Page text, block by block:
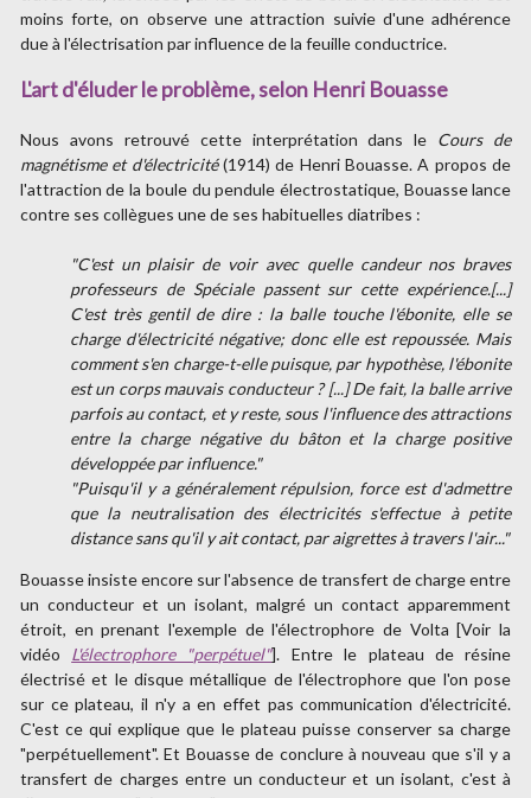
moins forte, on observe une attraction suivie d'une adhérence
due à l'électrisation par influence de la feuille conductrice.
L'art d'éluder le problème, selon Henri Bouasse
Nous avons retrouvé cette interprétation dans le Cours de
magnétisme et d'électricité(1914) de Henri Bouasse. A propos de
l'attraction de la boule du pendule électrostatique, Bouasse lance
contre ses collègues une de ses habituelles diatribes :
"C'est un plaisir de voir avec quelle candeur nos braves
professeurs de Spéciale passent sur cette expérience.[...]
C'est très gentil de dire : la balle touche l'ébonite, elle se
charge d'électricité négative; donc elle est repoussée. Mais
comment s'en charge-t-elle puisque, par hypothèse, l'ébonite
est un corps mauvais conducteur ? [...] De fait, la balle arrive
parfois au contact, et y reste, sous l'influence des attractions
entre la charge négative du bâton et la charge positive
développée par influence."
"Puisqu'il y a généralement répulsion, force est d'admettre
que la neutralisation des électricités s'effectue à petite
distancesans qu'il y ait contact, par aigrettes à travers l'air..."
Bouasse insiste encore sur l'absence de transfert de charge entre
un conducteur et un isolant, malgré un contact apparemment
étroit, en prenant l'exemple de l'électrophore de Volta [Voir la
vidéo L'électrophore "perpétuel"]. Entre le plateau de résine
électrisé et le disque métallique de l'électrophore que l'on pose
sur ce plateau, il n'y a en effet pas communication d'électricité.
C'est ce qui explique que le plateau puisse conserver sa charge
"perpétuellement". Et Bouasse de conclure à nouveau que s'il y a
transfert de charges entre un conducteur et un isolant, c'est à